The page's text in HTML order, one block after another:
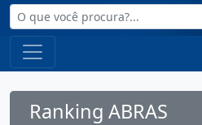
Ranking ABRAS